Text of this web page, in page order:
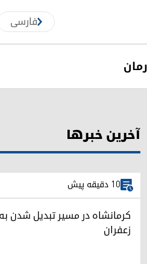
فارسی
آخرین خبرها
10 دقیقه پیش
کرمانشاه در مسیر تبدیل شدن
زعفران